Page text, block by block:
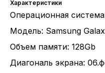
Характеристики
Операционная
Модель: Samsung
Объем памяти: 128Gb
Диагональ экрана: